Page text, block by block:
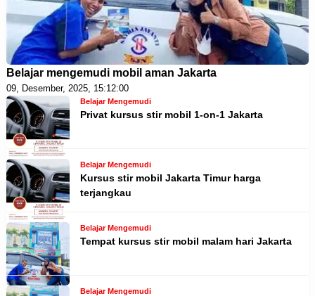
Belajar mengemudi mobil aman Jakarta
09, Desember, 2025, 15:12:00
Belajar Mengemudi
Privat kursus stir mobil 1-on-1 Jakarta
Belajar Mengemudi
Kursus stir mobil Jakarta Timur harga
terjangkau
Belajar Mengemudi
Tempat kursus stir mobil malam hari Jakarta
Belajar Mengemudi